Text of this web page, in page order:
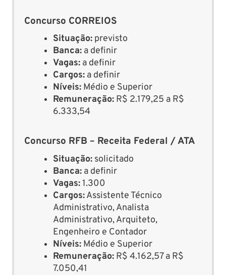
Concurso CORREIOS
Situação: previsto
Banca: a definir
Vagas: a definir
Cargos: a definir
Níveis: Médio e Superior
Remuneração: R$ 2.179,25 a R$
6.333,54
Concurso RFB – Receita Federal / ATA
Situação: solicitado
Banca: a definir
Vagas:1.300
Cargos:Assistente Técnico
Administrativo, Analista
Administrativo, Arquiteto,
Engenheiro e Contador
Níveis: Médio e Superior
Remuneração: R$ 4.162,57 a R$
7.050,41